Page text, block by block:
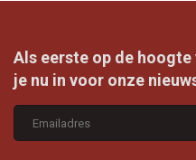
Als eerste op de
je nu in voor onze